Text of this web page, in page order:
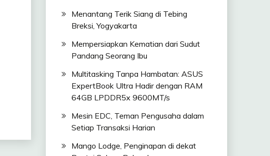
Menantang Terik Siang di Tebing
Breksi, Yogyakarta
Mempersiapkan Kematian dari Sudut
Pandang Seorang Ibu
Multitasking Tanpa Hambatan: ASUS
ExpertBook Ultra Hadir dengan RAM
64GB LPDDR5x 9600MT/s
Mesin EDC, Teman Pengusaha dalam
Setiap Transaksi Harian
Mango Lodge, Penginapan di dekat